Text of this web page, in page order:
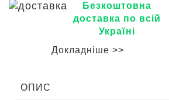
Безкоштовна
доставка по всій
Україні
Докладніше >>
ОПИС